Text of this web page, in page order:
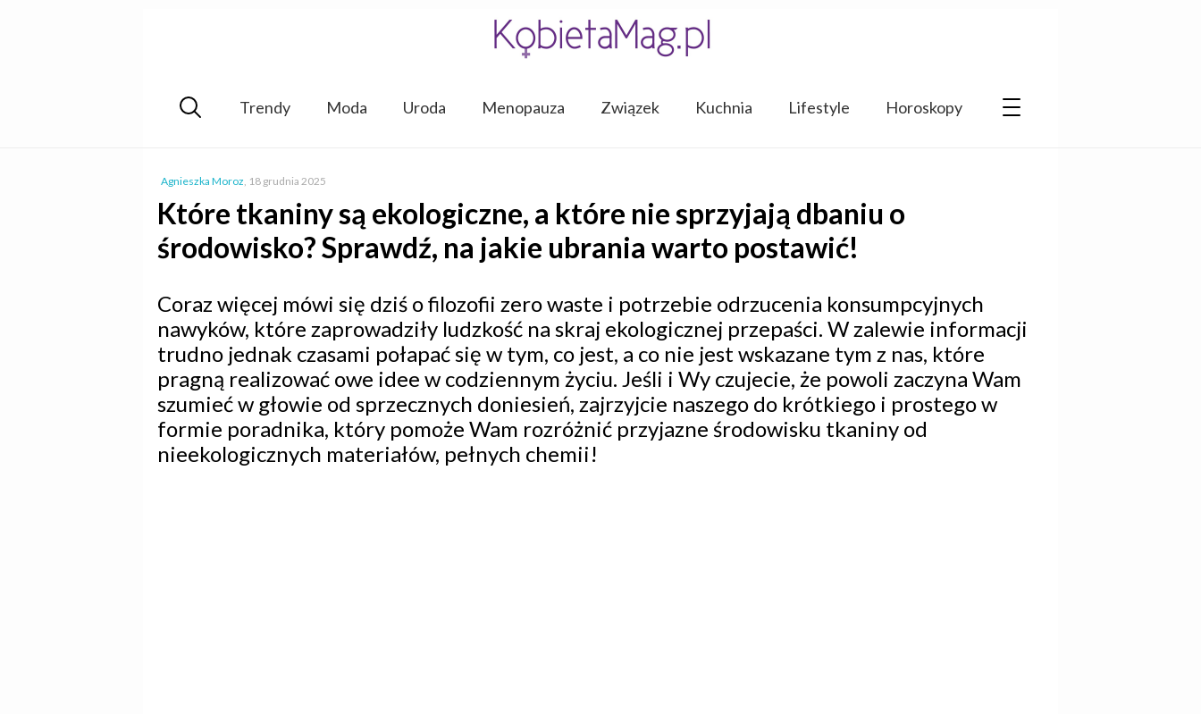
Trendy Moda Uroda Menopauza Związek Kuchnia Lifestyle Horoskopy
Agnieszka Moroz, 18 grudnia 2025
Które tkaniny są ekologiczne, a które nie sprzyjają dbaniu o
środowisko? Sprawdź, na jakie ubrania warto postawić!
Coraz więcej mówi się dziś o filozofii zero waste i potrzebie odrzucenia konsumpcyjnych
nawyków, które zaprowadziły ludzkość na skraj ekologicznej przepaści. W zalewie informacji
trudno jednak czasami połapać się w tym, co jest, a co nie jest wskazane tym z nas, które
pragną realizować owe idee w codziennym życiu. Jeśli i Wy czujecie, że powoli zaczyna Wam
szumieć w głowie od sprzecznych doniesień, zajrzyjcie naszego do krótkiego i prostego w
formie poradnika, który pomoże Wam rozróżnić przyjazne środowisku tkaniny od
nieekologicznych materiałów, pełnych chemii!